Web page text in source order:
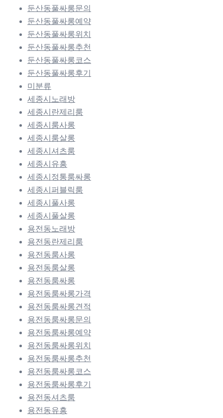
둔산동풀싸롱문의
둔산동풀싸롱예약
둔산동풀싸롱위치
둔산동풀싸롱추천
둔산동풀싸롱코스
둔산동풀싸롱후기
미분류
세종시노래방
세종시란제리룸
세종시룸사롱
세종시룸살롱
세종시셔츠룸
세종시유흥
세종시정통룸싸롱
세종시퍼블릭룸
세종시풀사롱
세종시풀살롱
용전동노래방
용전동란제리룸
용전동룸사롱
용전동룸살롱
용전동룸싸롱
용전동룸싸롱가격
용전동룸싸롱견적
용전동룸싸롱문의
용전동룸싸롱예약
용전동룸싸롱위치
용전동룸싸롱추천
용전동룸싸롱코스
용전동룸싸롱후기
용전동셔츠룸
용전동유흥